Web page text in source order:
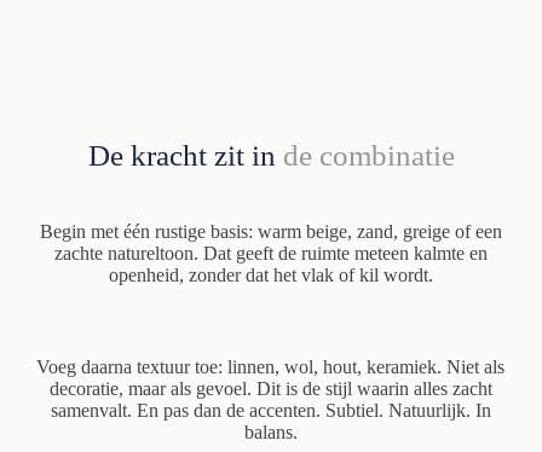
De kracht zit in de combinatie
Begin met één rustige basis: warm beige, zand, greige of een
zachte natureltoon. Dat geeft de ruimte meteen kalmte en
openheid, zonder dat het vlak of kil wordt.
Voeg daarna textuur toe: linnen, wol, hout, keramiek. Niet als
decoratie, maar als gevoel. Dit is de stijl waarin alles zacht
samenvalt. En pas dan de accenten. Subtiel. Natuurlijk. In
balans.